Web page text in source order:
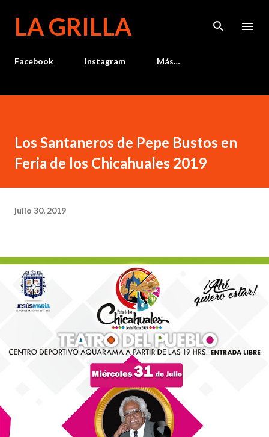
LA GRILLA
Facebook Instagram Más…
Los Santaneros de Pepe Bustos en
Feria de los Chicahuales 2019
julio 30, 2019